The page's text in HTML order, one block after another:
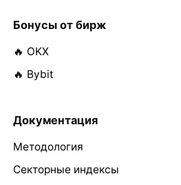
Бонусы от бирж
🔥 OKX
🔥 Bybit
Документация
Методология
Секторные индексы